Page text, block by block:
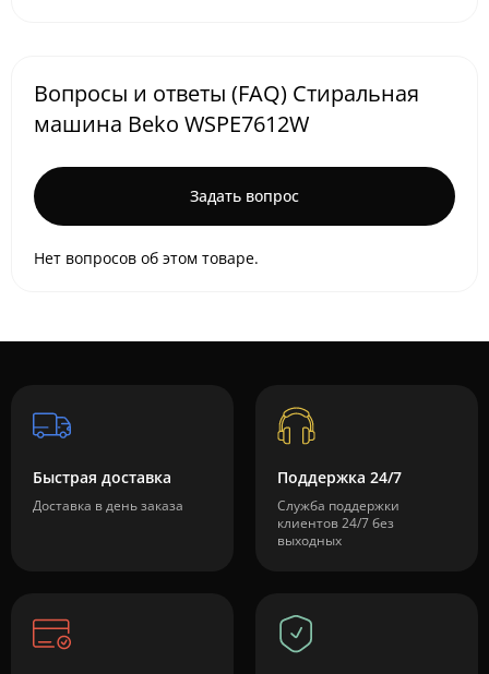
Вопросы и ответы (FAQ) Стиральная
машина Beko WSPE7612W
Задать вопрос
Нет вопросов об этом товаре.
Быстрая доставка
Доставка в день заказа
Поддержка 24/7
Служба поддержки
клиентов 24/7 без
выходных